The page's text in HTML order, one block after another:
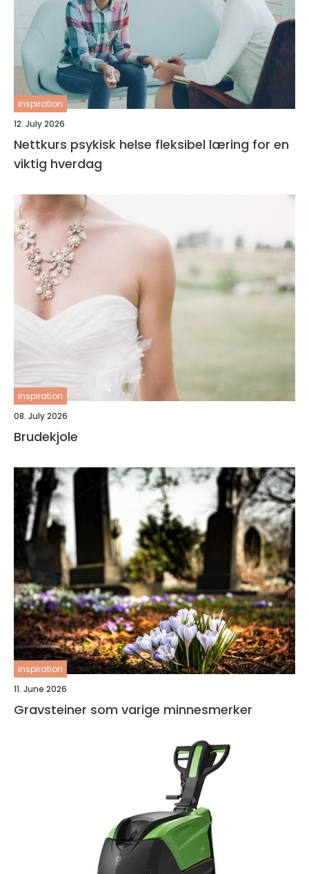
inspiration
12. July 2026
Nettkurs psykisk helse fleksibel læring for en
viktig hverdag
inspiration
08. July 2026
Brudekjole
inspiration
11. June 2026
Gravsteiner som varige minnesmerker